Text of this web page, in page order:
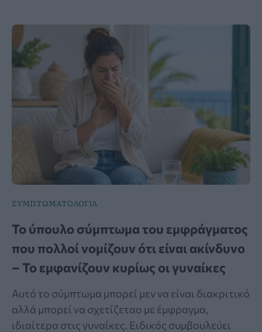
ΣΥΜΠΤΩΜΑΤΟΛΟΓΙΑ
Το ύπουλο σύμπτωμα του εμφράγματος
που πολλοί νομίζουν ότι είναι ακίνδυνο
– Το εμφανίζουν κυρίως οι γυναίκες
Αυτό το σύμπτωμα μπορεί μεν να είναι διακριτικό
αλλά μπορεί να σχετίζεταο με έμφραγμα,
ιδιαίτερα στις γυναίκες. Ειδικός συμβουλεύει